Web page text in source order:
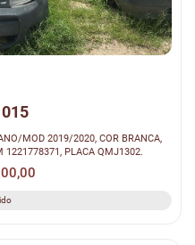
015
MOD 2019/2020, COR BRANCA,
1221778371, PLACA QMJ1302.